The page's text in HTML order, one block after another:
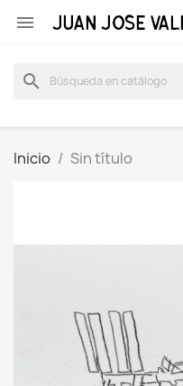

search
Inicio Sin título